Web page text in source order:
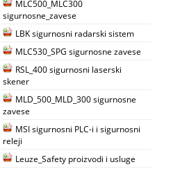
MLC500_MLC300
sigurnosne_zavese
LBK sigurnosni radarski sistem
MLC530_SPG sigurnosne zavese
RSL_400 sigurnosni laserski
skener
MLD_500_MLD_300 sigurnosne
zavese
MSI sigurnosni PLC-i i sigurnosni
releji
Leuze_Safety proizvodi i usluge